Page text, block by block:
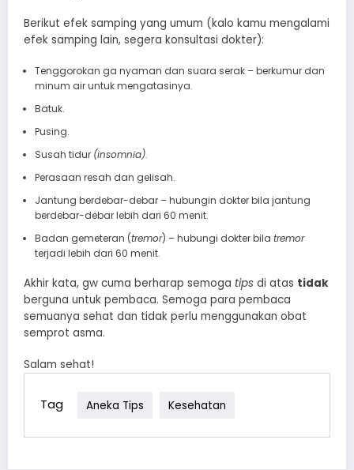
Berikut efek samping yang umum (kalo kamu mengalami
efek samping lain, segera konsultasi dokter):
Tenggorokan ga nyaman dan suara serak – berkumur dan
minum air untuk mengatasinya.
Batuk.
Pusing.
Susah tidur (insomnia).
Perasaan resah dan gelisah.
Jantung berdebar-debar – hubungin dokter bila jantung
berdebar-debar lebih dari 60 menit.
Badan gemeteran (tremor) – hubungi dokter bila tremor
terjadi lebih dari 60 menit.
Akhir kata, gw cuma berharap semoga tips di atas tidak
berguna untuk pembaca. Semoga para pembaca
semuanya sehat dan tidak perlu menggunakan obat
semprot asma.
Salam sehat!
Tag Aneka Tips Kesehatan